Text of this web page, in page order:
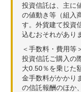
投資信託は、主に
の値動き等（組入
す。外貨建て投資
込むおそれがあり
＜手数料・費用等
投資信託ご購入の
大0.50％を乗じた
金手数料がかかり
の信託報酬のほか